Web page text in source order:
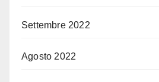
Settembre 2022
Agosto 2022